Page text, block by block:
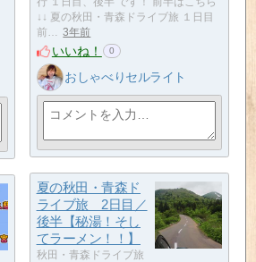
行 １日目、後半 です！ 前半はこちら
↓↓ 夏の秋田・青森ドライブ旅 １日目
前… 3年前
いいね！ 0
おしゃべりセルライト
夏の秋田・青森ド
ライブ旅 2日目／
後半【秘湯！そし
てラーメン！！】
秋田・青森ドライブ旅